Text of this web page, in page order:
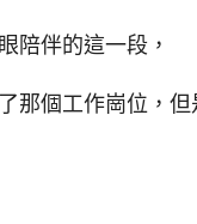
陪伴的這一段，
那個工作崗位，